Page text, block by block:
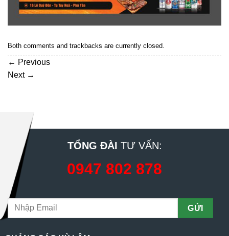
Both comments and trackbacks are currently closed.
← Previous
Next →
TỔNG ĐÀI TƯ VẤN:
0947 802 878